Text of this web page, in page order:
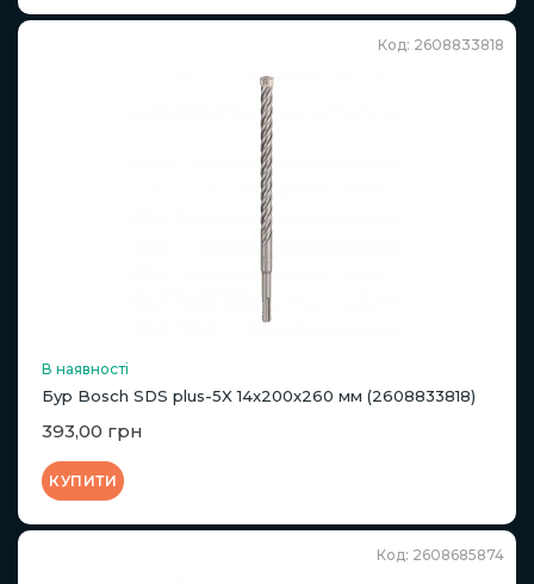
Код: 2608833818
В наявності
Бур Bosch SDS plus-5X 14x200x260 мм (2608833818)
393,00 грн
КУПИТИ
Код: 2608685874